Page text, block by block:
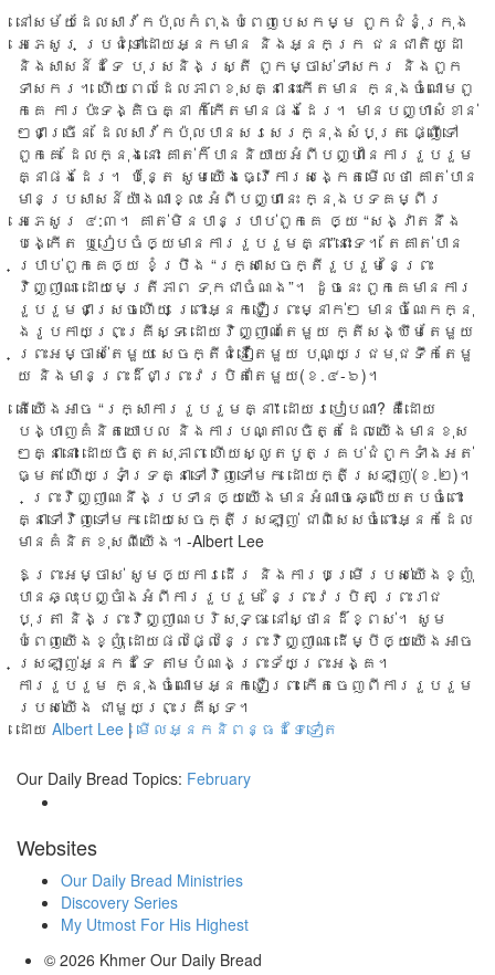
នៅស​ម័យ​ដែល​សា​វ័ក​ប៉ុល​កំពុងបំ​ពេញ​បេ​សកម្ម ពួក​ជំនុំ​ក្រុង​
អេភេសូរ ប្រជុំ​ទៅ​ដោយ​អ្នក​មាន និង​អ្នក​ក្រ ជន​ជាតិ​យូ​ដា
និង​សាសន៍​ដទៃ បុរស​និ​ងស្ត្រី​ ពួក​ម្ចាស់​ទាសករ និង​ពួក​
ទាសករ។ ហើយពេ​ល​ដែល​ភាព​ខុស​គ្នានេះ​កើត​មា​ន ក្នុង​ចំណោម​ពួ​
ក​គេ ​ការ​ប៉ះទ​ង្គិច​គ្នា ក៏​កើត​មាន​ផ​ង​ដែរ។​ មាន​បញ្ហា​សំខាន់​
ៗ​ជា​ច្រើន ដែល​សាវ័ក​ប៉ុល​បាន​សរសេ​រក្នុ​ង​សំបុត្រ ផ្ញើ​ទៅ​
ពួក​គេ ដែល​ក្នុង​នោះ គាត់​ក៏បា​ន​និយា​យអំ​ពី​បញ្ហា​នៃកា​ររួ​បរួ​ម​
គ្នាផ​ង​ដែ​រ។​ ប៉ុន្តែ ​សូមយើងធ្វើកា​រ​សង្កេ​តមើ​ល​ថា​ គាត់​បាន​
មាន​ប្រ​សាសន៍​យ៉ាង​ណាខ្លះ​ អំពី​បញ្ហានេះ​ ក្នុ​ង​បទ​គម្ពីរ​
អេភេសូរ ៤:៣។ គាត់​មិន​បា​នប្រា​ប់​ពួក​គេ​ ឲ្យ “សង្វាតនឹ​ង​
បង្កើត ឬ​រៀប​ចំ​​ឲ្យមា​នកា​ររួ​បរួ​មគ្នា​”​​នោះ​​ទេ​។ តែគា​ត់​បាន​​
ប្រាប់​ពួ​កគេ​ឲ្យ​ ខំប្រឹ​ង “រក្សា​សេច​ក្តី​រួប​រួម​នៃ​ព្រះ​
វិញ្ញាណ ដោយ​មេត្រី​ភាព ​ទុក​ជាចំ​ណ​ង”។ ដូច​នេះ ​ពួក​គេមា​ន​ការ​
រួ​ប​រួម​ជាស្រេ​ចហើ​យ ព្រោះអ្ន​ក​ជឿ​ព្រះ​ម្នាក់​ៗ មាន​ចំណែក​ក្នុ​
ង​រូប​កាយ​ព្រះ​គ្រីស្ទ​ ដោយ​វិញ្ញាណ​តែ​មួយ​ ក្តី​សង្ឃឹម​តែមួ​យ
ព្រះ​អម្ចាស់​តែមួ​យ សេចក្តី​ជំនឿ​តែមួ​យ បុណ្យ​ជ្រមុជ​ទឹក​តែ​មួ​
យ និង​មាន​ព្រះ​ដ៏​ជាព្រះ​វរ​បិតាតែ​មួយ(ខ.៤-៦)។
តើ​យើង​អាច​ “រក្សា​ការ​រួ​ប​រួម​គ្នា” ដោយ​របៀប​ណា? គឺដោ​យ​
បង្ហាញ​គំនិត​យោបល និង​ការ​បណ្តាល​ចិត្ត​ដែល​យើង​មា​នខុ​ស​
ៗ​គ្នានោះ​ ដោយ​​​​ចិត្ត​​សុភាព ហើ​យ​​​ស្លូត​បូ​ត​​គ្រប់​​ជំពូក​​ទាំង​អត់
ធ្មត់ ហើយ​​ទ្រាំ​​ទ្រ​​គ្នា​​ទៅ​​វិ​ញ​​ទៅ​​មក ដោយ​​​ក្តី​ស្រឡាញ់(​ខ.២)។
ព្រះ​វិញ្ញាណនឹ​ង​ប្រទា​នឲ្យ​យើ​ងមា​ន​អំ​ណាច​ឆ្លើយ​តប​ចំពោះ
គ្នា​ទៅ​វិញទៅ​ម​ក ដោយ​សេចក្តី​ស្រឡា​ញ់ ជាពិ​សេស​ចំពោះអ្ន​ក​ដែល​
មាន​គំនិ​តខុ​ស​ពី​យើង​។-Albert Lee
ឱ​ព្រះអ​ម្ចាស់ សូម​ឲ្យ​ការ​ដើរ និង​​ការ​បម្រើ​រប​ស់​យើង​ខ្ញុំ
បាន​ឆ្លុះប​ញ្ចាំង​អំពី​ការ​រួប​រួម នៃព្រះ​វរ​បិតា ព្រះរា​ជ​
បុត្រា និ​ងព្រះ​វិញ្ញាណប​រិសុទ្ធ នៅ​ស្ថានដ៏​ខ្ព​ស់។ សូម​
បំពេញ​យើង​ខ្ញុំ ដោយ​ផល​ផ្លៃ​នៃព្រះ​វិញ្ញាណ ដើម្បី​ឲ្យយើ​ង​អាច​
ស្រឡា​ញ់​អ្នក​ដ​ទៃ តាម​បំណង​ព្រះ​ទ័យ​ព្រះ​អង្គ។
ការរួបរួម ក្នុ​ង​ចំណោមអ្ន​កជឿ​ព្រះ​ កើតចេ​ញពី​កា​ររួប​រួម​
រប​ស់យើ​ង ជា​មួយ​ព្រះ​គ្រីស្ទ។
ដោយ Albert Lee | មើលអ្នកនិពន្ធដទៃទៀត
Our Daily Bread Topics: February
Websites
Our Daily Bread Ministries
Discovery Series
My Utmost For His Highest
© 2026 Khmer Our Daily Bread